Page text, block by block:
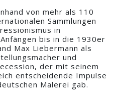
von mehr als 110
Sammlungen
in
bis in die 1930er
Max Liebermann als
und
der mit seinem
entscheidende Impulse
Malerei gab.